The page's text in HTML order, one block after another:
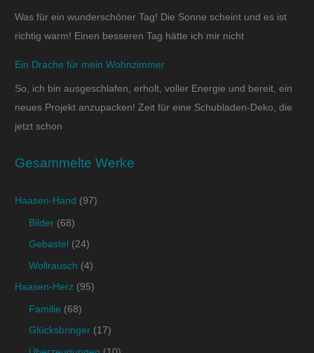
Was für ein wunderschöner Tag! Die Sonne scheint und es ist
richtig warm! Einen besseren Tag hätte ich mir nicht
Ein Drache für mein Wohnzimmer
So, ich bin ausgeschlafen, erholt, voller Energie und bereit, ein
neues Projekt anzupacken! Zeit für eine Schubladen-Deko, die
jetzt schon
Gesammelte Werke
Haasen-Hand (97)
Bilder (68)
Gebastel (24)
Wollrausch (4)
Haasen-Herz (95)
Familie (68)
Glücksbringer (17)